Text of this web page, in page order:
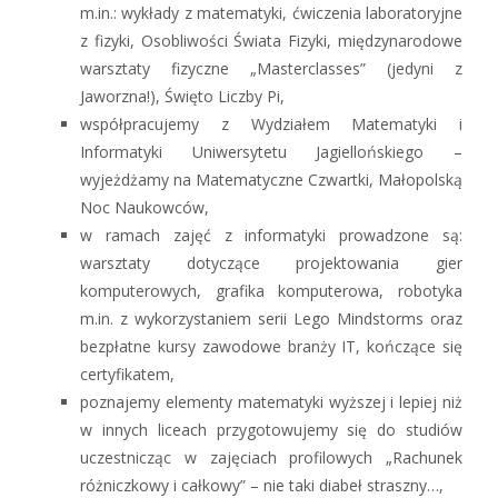
m.in.: wykłady z matematyki, ćwiczenia laboratoryjne
z fizyki, Osobliwości Świata Fizyki, międzynarodowe
warsztaty fizyczne „Masterclasses” (jedyni z
Jaworzna!), Święto Liczby Pi,
współpracujemy z Wydziałem Matematyki i
Informatyki Uniwersytetu Jagiellońskiego –
wyjeżdżamy na Matematyczne Czwartki, Małopolską
Noc Naukowców,
w ramach zajęć z informatyki prowadzone są:
warsztaty dotyczące projektowania gier
komputerowych, grafika komputerowa, robotyka
m.in. z wykorzystaniem serii Lego Mindstorms oraz
bezpłatne kursy zawodowe branży IT, kończące się
certyfikatem,
poznajemy elementy matematyki wyższej i lepiej niż
w innych liceach przygotowujemy się do studiów
uczestnicząc w zajęciach profilowych „Rachunek
różniczkowy i całkowy” – nie taki diabeł straszny…,